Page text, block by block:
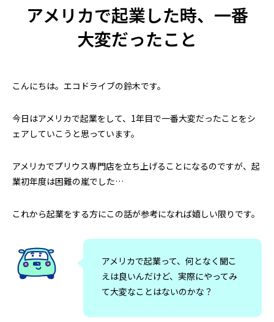
置 駐車場4台から考えるEV充電集客
米国起業の失敗談｜プリウス30台の貸
し出しで5万ドル損失、得た3つの教訓
アメリカ起業の失
アメリカで起業した時、一番
大変だったこと
こんにちは。エコドライブの鈴木です。
今日はアメリカで起業をして、1年目で一番大変だったことをシ
ェアしていこうと思っています。
アメリカでプリウス専門店を立ち上げることになるのですが、起
業初年度は困難の嵐でした…
これから起業をする方にこの話が参考になれば嬉しい限りです。
アメリカで起業って、何となく聞こ
えは良いんだけど、実際にやってみ
て大変なことはないのかな？